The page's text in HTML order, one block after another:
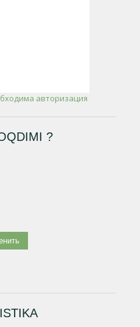
авторизация
?